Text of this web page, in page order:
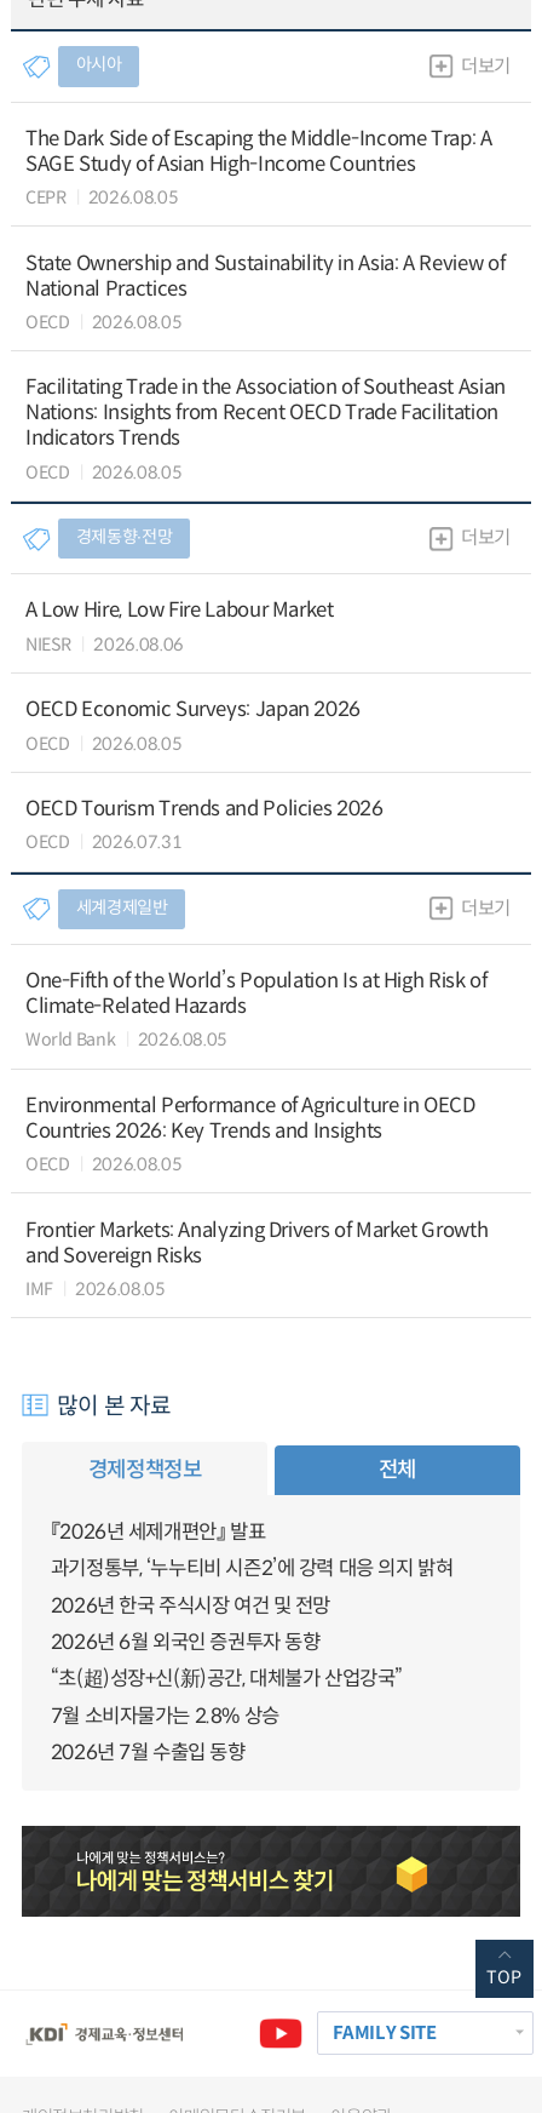
아시아 더보기
The Dark Side of Escaping the Middle-Income Trap: A
SAGE Study of Asian High-Income Countries
CEPR 2026.08.05
State Ownership and Sustainability in Asia: A Review of
National Practices
OECD 2026.08.05
Facilitating Trade in the Association of Southeast Asian
Nations: Insights from Recent OECD Trade Facilitation
Indicators Trends
OECD 2026.08.05
경제동향∙전망 더보기
A Low Hire, Low Fire Labour Market
NIESR 2026.08.06
OECD Economic Surveys: Japan 2026
OECD 2026.08.05
OECD Tourism Trends and Policies 2026
OECD 2026.07.31
세계경제일반 더보기
One-Fifth of the World’s Population Is at High Risk of
Climate-Related Hazards
World Bank 2026.08.05
Environmental Performance of Agriculture in OECD
Countries 2026: Key Trends and Insights
OECD 2026.08.05
Frontier Markets: Analyzing Drivers of Market Growth
and Sovereign Risks
IMF 2026.08.05
많이 본 자료
경제정책정보 전체
『2026년 세제개편안』 발표
과기정통부, ‘누누티비 시즌2’에 강력 대응 의지 밝혀
2026년 한국 주식시장 여건 및 전망
2026년 6월 외국인 증권투자 동향
“초(超)성장+신(新)공간, 대체불가 산업강국”
7월 소비자물가는 2.8% 상승
2026년 7월 수출입 동향
FAMILY SITE
TOP